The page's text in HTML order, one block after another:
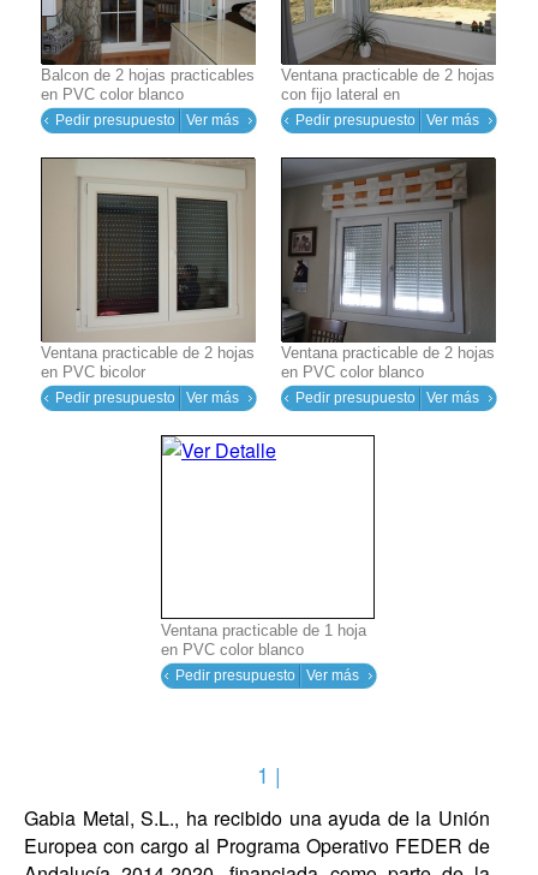
Balcon de 2 hojas practicables
en PVC color blanco
Pedir presupuesto Ver más
Ventana practicable de 2 hojas
con fijo lateral en
Pedir presupuesto Ver más
Ventana practicable de 2 hojas
en PVC bicolor
Pedir presupuesto Ver más
Ventana practicable de 2 hojas
en PVC color blanco
Pedir presupuesto Ver más
Ventana practicable de 1 hoja
en PVC color blanco
Pedir presupuesto Ver más
1 |
Gabia Metal, S.L., ha recibido una ayuda de la Unión
Europea con cargo al Programa Operativo FEDER de